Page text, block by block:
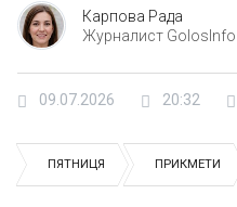
Карпова Рада
Журналист GolosInfo
09.07.2026 20:32
ПЯТНИЦЯ ПРИКМЕТИ